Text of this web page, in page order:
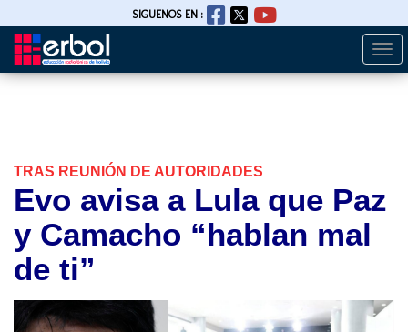
Pasar
SIGUENOS EN :
TRAS REUNIÓN DE AUTORIDADES
Evo avisa a Lula que Paz
y Camacho “hablan mal
de ti”